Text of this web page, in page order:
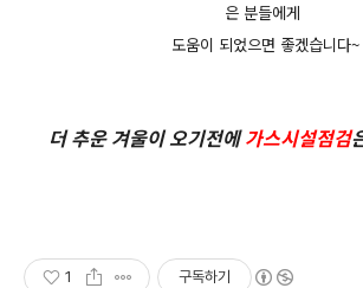
은 분들에게
도움이 되었으면 좋겠습니다~
더 추운 겨울이 오기전에가스시설점검
1 구독하기